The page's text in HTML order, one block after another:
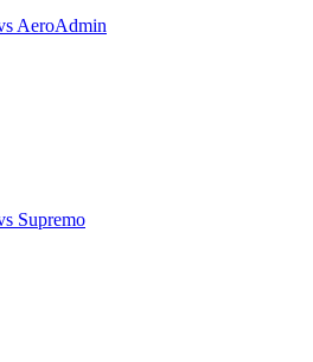
AeroAdmin
Supremo